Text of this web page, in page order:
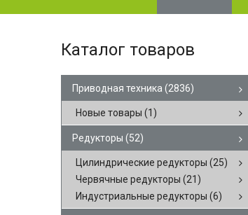
Каталог товаров
Приводная техника (2836)
Новые товары (1)
Редукторы (52)
Цилиндрические редукторы (25)
Червячные редукторы (21)
Индустриальные редукторы (6)